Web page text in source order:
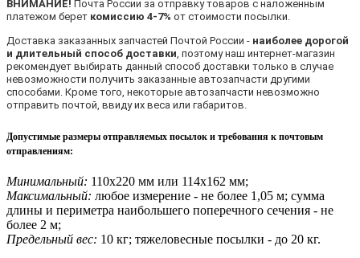
ВНИМАНИЕ! Почта России за отправку товаров с наложенным
платежом берет комиссию 4-7% от стоимости посылки.
Доставка заказанных запчастей Почтой России - наиболее дорогой
и длительный способ доставки, поэтому наш интернет-магазин
рекомендует выбирать данный способ доставки только в случае
невозможности получить заказанные автозапчасти другими
способами. Кроме того, некоторые автозапчасти невозможно
отправить почтой, ввиду их веса или габаритов.
Допустимые размеры отправляемых посылок и требования к почтовым
отправлениям:
Минимальный: 110х220 мм или 114х162 мм;
Максимальный: любое измерение - не более 1,05 м; сумма
длины и периметра наибольшего поперечного сечения - не
более 2 м;
Предельный вес: 10 кг; тяжеловесные посылки - до 20 кг.